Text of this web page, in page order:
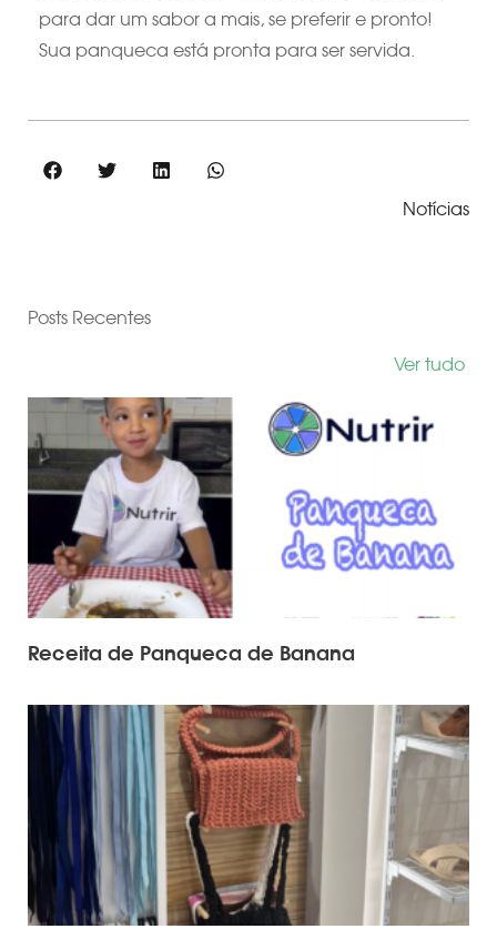
para dar um sabor a mais, se preferir e pronto!
Sua panqueca está pronta para ser servida.
Notícias
Posts Recentes
Ver tudo
Receita de Panqueca de Banana